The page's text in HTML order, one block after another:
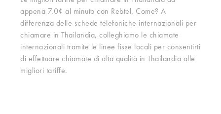
appena 7.0¢ al minuto con Rebtel. Come? A
differenza delle schede telefoniche internazionali per
chiamare in Thailandia, colleghiamo le chiamate
internazionali tramite le linee fisse locali per consentirti
di effettuare chiamate di alta qualità in Thailandia alle
migliori tariffe.